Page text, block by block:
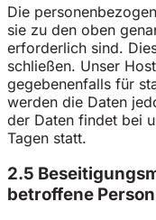
Die
sie zu den oben
erforderlich sind.
schließen. Unser
gegebenenfalls für
werden die Daten
der Daten findet bei
Tagen statt.
2.5
betroffene Person